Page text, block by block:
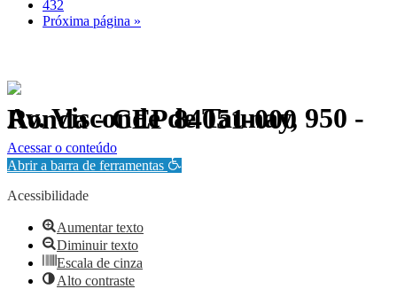
432
Próxima página »
Av. Visconde de Taunay, 950 - Ronda - CEP 84051-000
Política de Privacidade.
Acessar o conteúdo
Abrir a barra de ferramentas
Acessibilidade
Aumentar texto
Diminuir texto
Escala de cinza
Alto contraste